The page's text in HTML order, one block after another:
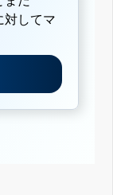
対してマ